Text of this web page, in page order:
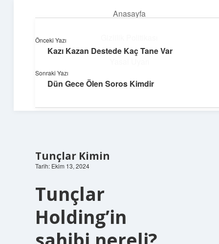
Anasayfa
Hakkımızda
Parlak Fikir Dünyası
Işıltılı önerilerle hayatını canlandır!
Tunçlar Kimin
Tarih: Ekim 13, 2024
Tunçlar
Holding’in
Önceki Yazı
Kazı Kazan Destede Kaç Tane Var
Sonraki Yazı
Dün Gece Ölen Soros Kimdir